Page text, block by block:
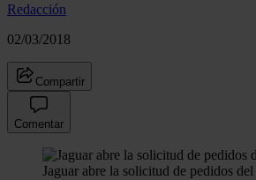
Redacción
02/03/2018
Compartir
Comentar
Jaguar abre la solicitud de pedidos